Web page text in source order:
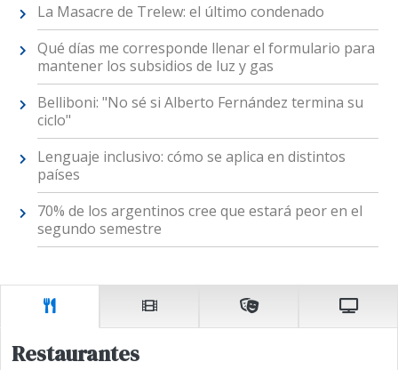
La Masacre de Trelew: el último condenado
Qué días me corresponde llenar el formulario para
mantener los subsidios de luz y gas
Belliboni: "No sé si Alberto Fernández termina su
ciclo"
Lenguaje inclusivo: cómo se aplica en distintos
países
70% de los argentinos cree que estará peor en el
segundo semestre
Restaurantes